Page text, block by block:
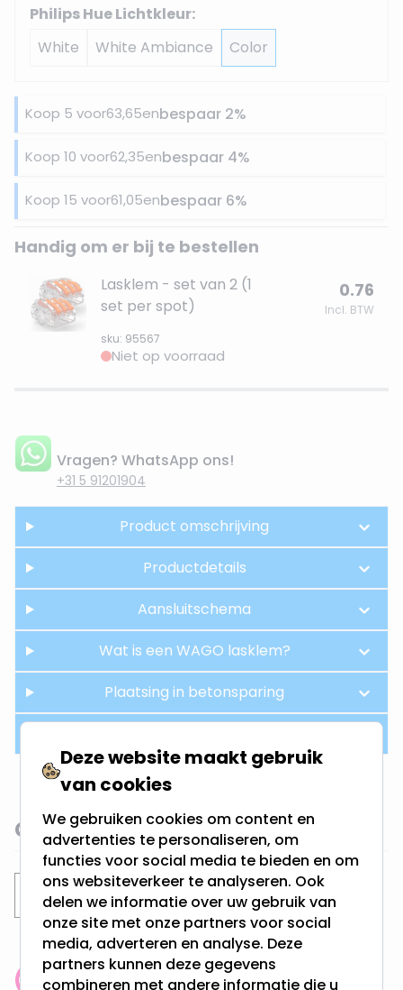
Philips Hue Lichtkleur:
White
White Ambiance Color
Koop 5 voor63,65enbespaar 2%
Koop 10 voor62,35enbespaar 4%
Koop 15 voor61,05enbespaar 6%
Handig om er bij te bestellen
Lasklem - set van 2 (1
set per spot)
sku: 95567
0.76
Incl. BTW
Niet op voorraad
Vragen? WhatsApp ons!
+31 5 91201904
Product omschrijving
Productdetails
Aansluitschema
Wat is een WAGO lasklem?
Plaatsing in betonsparing
Gerelateerde categorieën
Inbouwspots Philips Hue inbouwspots
Deze website maakt gebruik
van cookies
We gebruiken cookies om content en
advertenties te personaliseren, om
functies voor social media te bieden en om
ons websiteverkeer te analyseren. Ook
delen we informatie over uw gebruik van
onze site met onze partners voor social
media, adverteren en analyse. Deze
partners kunnen deze gegevens
combineren met andere informatie die u